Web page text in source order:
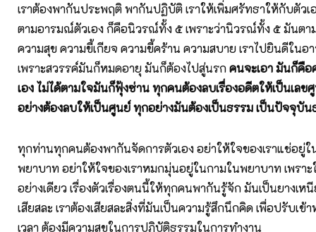
เราต้องพากันประพฤติ พากันปฏิบัติ เราให้เพิ่มศรัทธาให้กับตัวเ
ตามอารมณ์ตัวเอง ก็คือนิวรณ์ทั้ง ๕ เพราะว่านิวรณ์ทั้ง ๕ มันตา
ความสุข ความขี้เกียจ ความขี้คร้าน ความสบาย เราไปยินดีใน
เพราะสวรรค์มันก็หมดอายุ มันก็ต้องไปสู่นรกคนจะเอา มันก็คือ
เอง ไม่ได้ตามใจมันก็ฟุ้งซ่าน ทุกคนต้องลบเรื่องอดีตให้เป็นเล
อย่างต้องลบให้เป็นศูนย์ ทุกอย่างมันต้องเป็นธรรม เป็นปัจจุบัน
ทุกท่านทุกคนต้องพากันจัดการตัวเอง อย่าให้ใจของเราแช่อยู่
พยาบาท อย่าให้ใจของเราหมกมุ่นอยู่ในกามในพยาบาท เพราะ
อย่างเดียว เรื่องตัวเรื่องตนนี้ให้ทุกคนพากันรู้จัก มันเป็นยางเห
เสียสละ เราต้องเสียสละสิ่งที่มันเป็นความรู้สึกนึกคิด เพื่อปรับเข้
เวลา ต้องมีความสุขในการปฏิบัติธรรมในการทำงาน